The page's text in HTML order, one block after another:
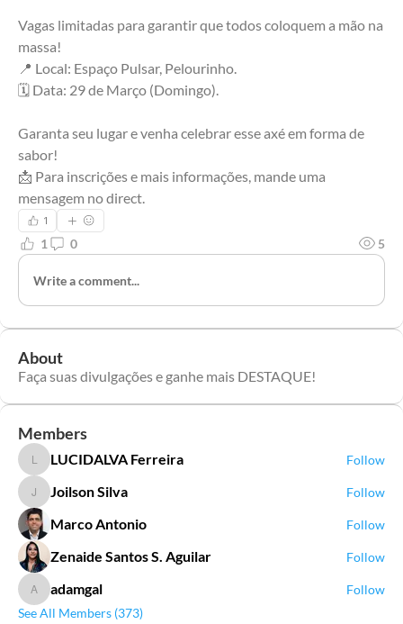
Vagas limitadas para garantir que todos coloquem a mão na
massa!
📍 Local: Espaço Pulsar, Pelourinho.
🗓️ Data: 29 de Março (Domingo).
Garanta seu lugar e venha celebrar esse axé em forma de
sabor!
📩 Para inscrições e mais informações, mande uma
mensagem no direct.
1
1 0 5
Write a comment...
About
Faça suas divulgações e ganhe mais DESTAQUE!
Members
LUCIDALVA Ferreira
LUCIDALVA Ferreira Follow
Joilson Silva
Joilson Silva Follow
Marco Antonio Follow
Zenaide Santos S. Aguilar Follow
adamgal
adamgal
Follow
See All Members (373)